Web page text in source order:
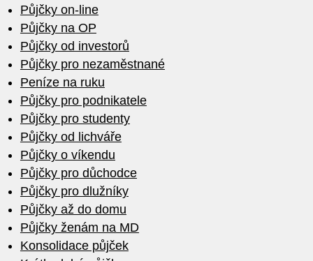
Půjčky on-line
Půjčky na OP
Půjčky od investorů
Půjčky pro nezaměstnané
Peníze na ruku
Půjčky pro podnikatele
Půjčky pro studenty
Půjčky od lichváře
Půjčky o víkendu
Půjčky pro důchodce
Půjčky pro dlužníky
Půjčky až do domu
Půjčky ženám na MD
Konsolidace půjček